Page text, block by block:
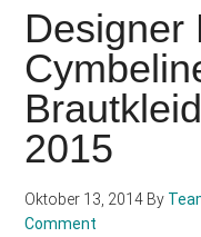
Designer
2015
Oktober 13, 2014 By
Comment